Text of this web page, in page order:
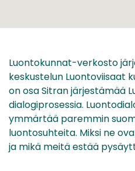
Luontokunnat-verkosto
keskustelun Luontoviisaat
on osa Sitran järjestämää
dialogiprosessia.
ymmärtää paremmin
luontosuhteita. Miksi ne
ja mikä meitä estää